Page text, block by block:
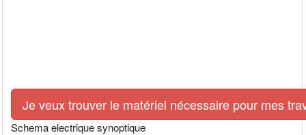
Je veux trouver le matériel nécessaire pour mes
Schema electrique synoptique